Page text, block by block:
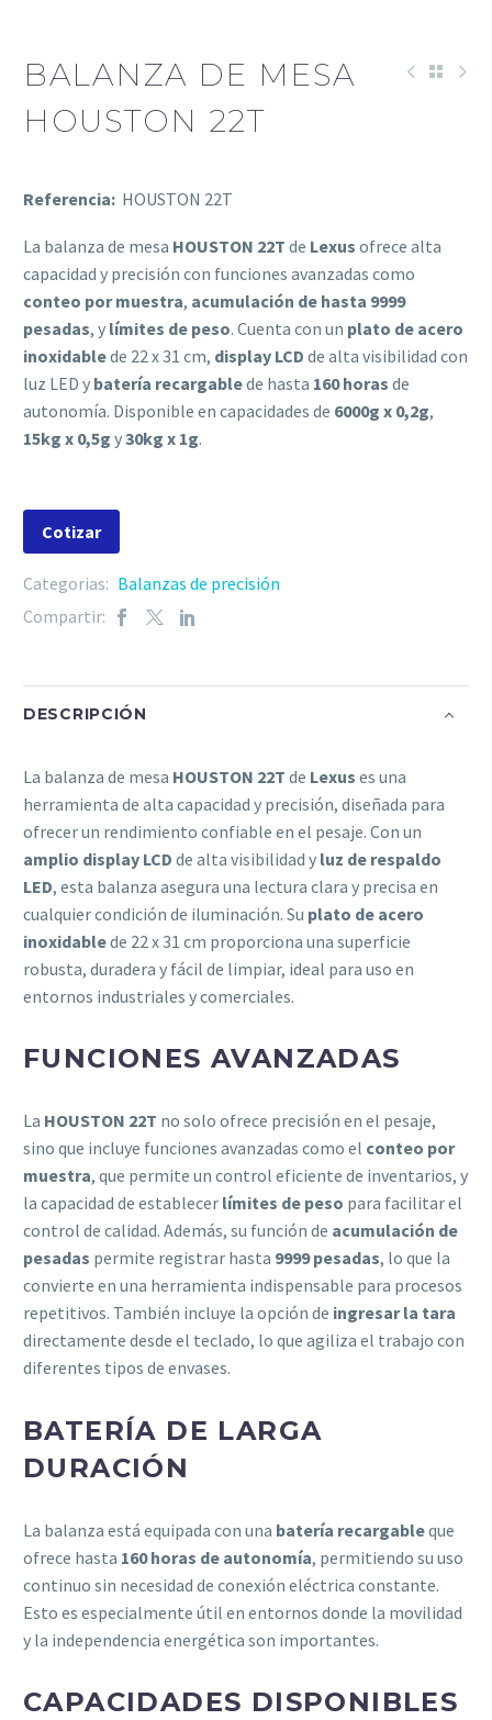
BALANZA DE MESA
HOUSTON 22T
Referencia: HOUSTON 22T
La balanza de mesa HOUSTON 22T de Lexus ofrece alta
capacidad y precisión con funciones avanzadas como
conteo por muestra, acumulación de hasta 9999
pesadas, y límites de peso. Cuenta con un plato de acero
inoxidablede 22 x 31 cm, display LCD de alta visibilidad con
luz LED y batería recargablede hasta 160 horas de
autonomía. Disponible en capacidades de 6000g x 0,2g,
15kg x 0,5g y30kg x 1g.
Cotizar
Categorias: Balanzas de precisión
Compartir:
DESCRIPCIÓN
La balanza de mesa HOUSTON 22T de Lexus es una
herramienta de alta capacidad y precisión, diseñada para
ofrecer un rendimiento confiable en el pesaje. Con un
amplio display LCD de alta visibilidad y luz de respaldo
LED, esta balanza asegura una lectura clara y precisa en
cualquier condición de iluminación. Su plato de acero
inoxidablede 22 x 31 cm proporciona una superficie
robusta, duradera y fácil de limpiar, ideal para uso en
entornos industriales y comerciales.
FUNCIONES AVANZADAS
La HOUSTON 22T no solo ofrece precisión en el pesaje,
sino que incluye funciones avanzadas como el conteo por
muestra, que permite un control eficiente de inventarios, y
la capacidad de establecer límites de peso para facilitar el
control de calidad. Además, su función de acumulación de
pesadas permite registrar hasta 9999 pesadas, lo que la
convierte en una herramienta indispensable para procesos
repetitivos. También incluye la opción de ingresar la tara
directamente desde el teclado, lo que agiliza el trabajo con
diferentes tipos de envases.
BATERÍA DE LARGA
DURACIÓN
La balanza está equipada con una batería recargableque
ofrece hasta 160 horas de autonomía, permitiendo su uso
continuo sin necesidad de conexión eléctrica constante.
Esto es especialmente útil en entornos donde la movilidad
y la independencia energética son importantes.
CAPACIDADES DISPONIBLES